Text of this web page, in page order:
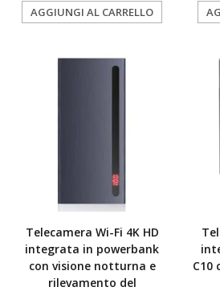
AGGIUNGI AL CARRELLO
Telecamera Wi-Fi 4K HD
integrata in powerbank
con visione notturna e
rilevamento del
C10